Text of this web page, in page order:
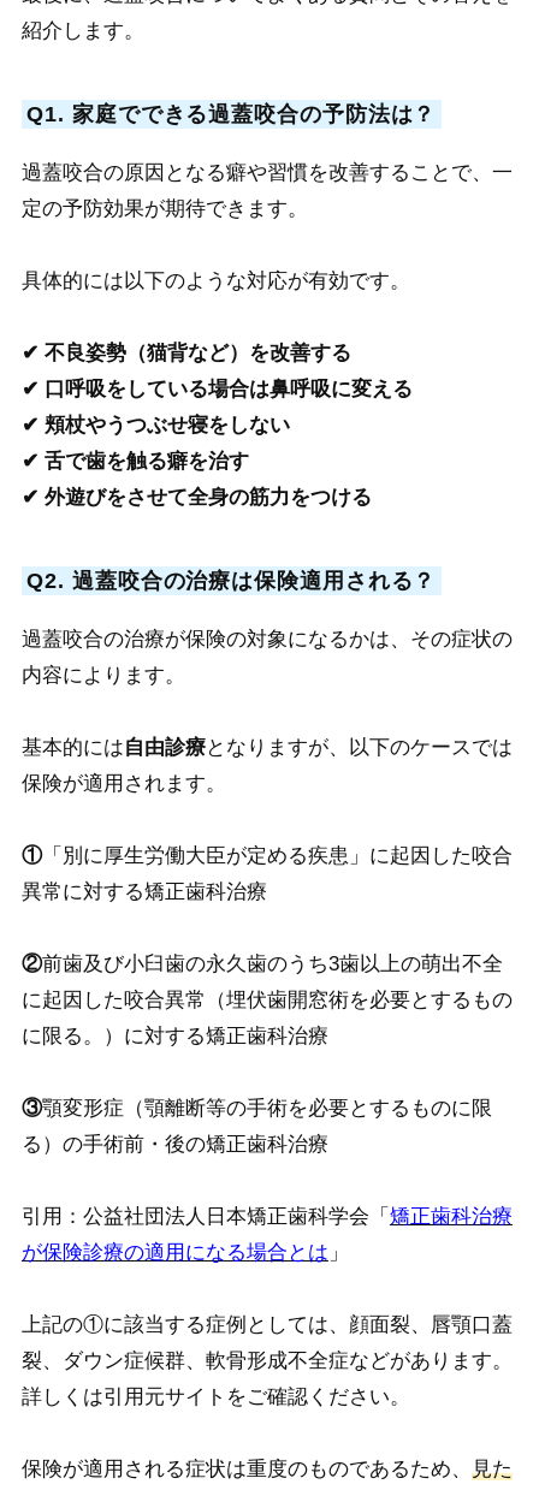
紹介します。
Q1. 家庭でできる過蓋咬合の予防法は？
過蓋咬合の原因となる癖や習慣を改善することで、一
定の予防効果が期待できます。
具体的には以下のような対応が有効です。
✔ 不良姿勢（猫背など）を改善する
✔ 口呼吸をしている場合は鼻呼吸に変える
✔ 頬杖やうつぶせ寝をしない
✔ 舌で歯を触る癖を治す
✔ 外遊びをさせて全身の筋力をつける
Q2. 過蓋咬合の治療は保険適用される？
過蓋咬合の治療が保険の対象になるかは、その症状の
内容によります。
基本的には自由診療となりますが、以下のケースでは
保険が適用されます。
①「別に厚生労働大臣が定める疾患」に起因した咬合
異常に対する矯正歯科治療
②前歯及び小臼歯の永久歯のうち3歯以上の萌出不全
に起因した咬合異常（埋伏歯開窓術を必要とするもの
に限る。）に対する矯正歯科治療
③顎変形症（顎離断等の手術を必要とするものに限
る）の手術前・後の矯正歯科治療
引用：公益社団法人日本矯正歯科学会「 矯正歯科治療
が保険診療の適用になる場合とは 」
上記の①に該当する症例としては、顔面裂、唇顎口蓋
裂、ダウン症候群、軟骨形成不全症などがあります。
詳しくは引用元サイトをご確認ください。
保険が適用される症状は重度のものであるため、 見た